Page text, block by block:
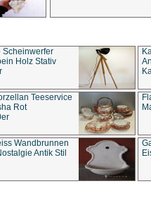
Scheinwerfer
Holz Stativ
Teeservice
Rot
Wandbrunnen
Antik Stil